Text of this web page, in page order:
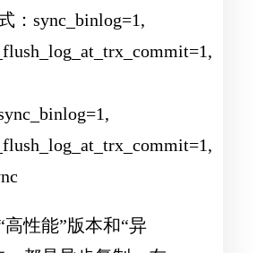
：sync_binlog=1,
高性能”版本和“异